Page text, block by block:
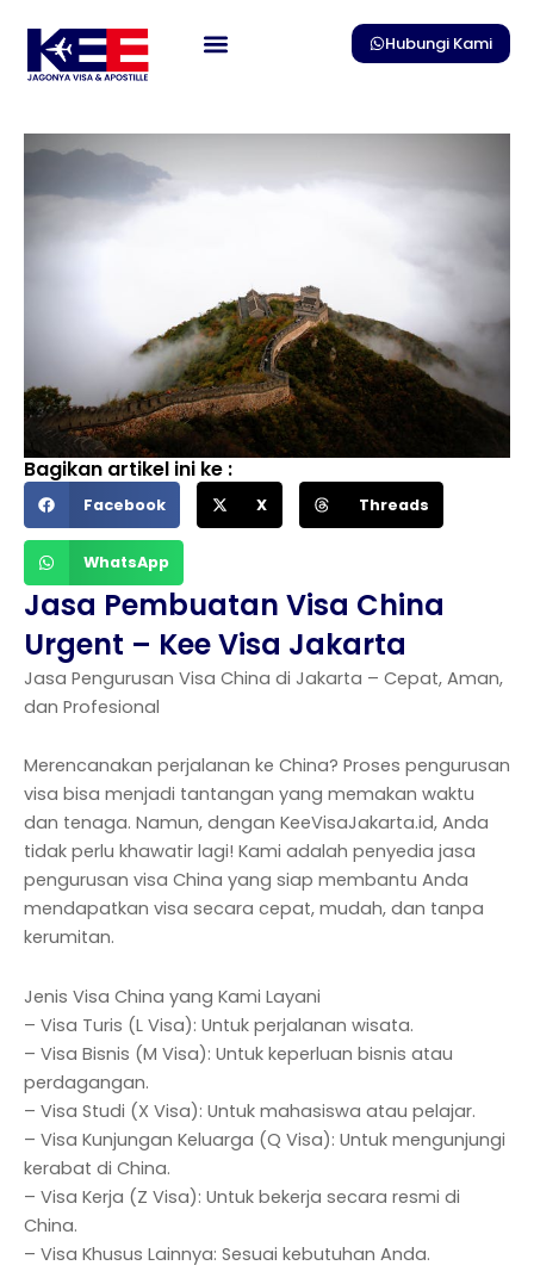
content
Hubungi Kami
Bagikan artikel ini ke :
Facebook X Threads
WhatsApp
Jasa Pembuatan Visa China
Urgent – Kee Visa Jakarta
Jasa Pengurusan Visa China di Jakarta – Cepat, Aman,
dan Profesional
Merencanakan perjalanan ke China? Proses pengurusan
visa bisa menjadi tantangan yang memakan waktu
dan tenaga. Namun, dengan KeeVisaJakarta.id, Anda
tidak perlu khawatir lagi! Kami adalah penyedia jasa
pengurusan visa China yang siap membantu Anda
mendapatkan visa secara cepat, mudah, dan tanpa
kerumitan.
Jenis Visa China yang Kami Layani
– Visa Turis (L Visa): Untuk perjalanan wisata.
– Visa Bisnis (M Visa): Untuk keperluan bisnis atau
perdagangan.
– Visa Studi (X Visa): Untuk mahasiswa atau pelajar.
– Visa Kunjungan Keluarga (Q Visa): Untuk mengunjungi
kerabat di China.
– Visa Kerja (Z Visa): Untuk bekerja secara resmi di
China.
– Visa Khusus Lainnya: Sesuai kebutuhan Anda.